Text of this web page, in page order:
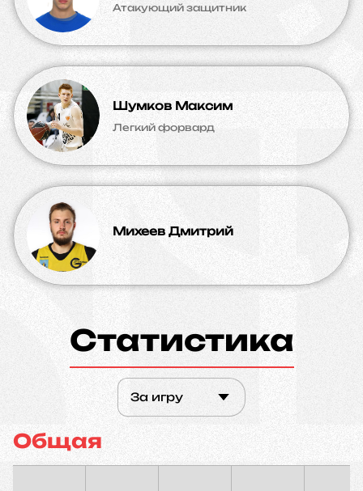
Атакующий защитник
Шумков Максим
Легкий форвард
Михеев Дмитрий
Статистика
За игру
Общая